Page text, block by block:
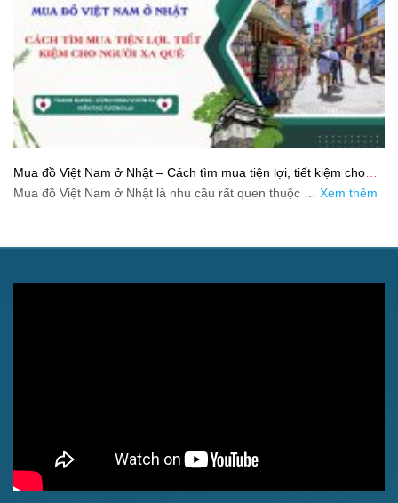
Mua đồ Việt Nam ở Nhật – Cách tìm mua tiện lợi, tiết kiệm cho
người xa quê
Mua đồ Việt Nam ở Nhật là nhu cầu rất quen thuộc … Xem thêm